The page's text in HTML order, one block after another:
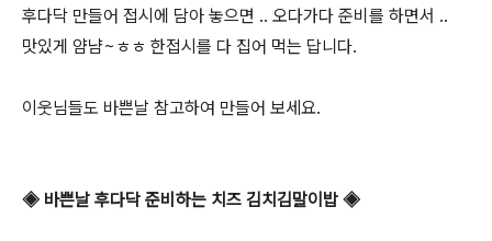
후다닥 만들어 접시에 담아 놓으면 .. 오다가다 준비를 하면서 ..
맛있게 얌냠~ㅎㅎ 한접시를 다 집어 먹는 답니다.
이웃님들도 바쁜날 참고하여 만들어 보세요.
◈ 바쁜날 후다닥 준비하는 치즈 김치김말이밥 ◈